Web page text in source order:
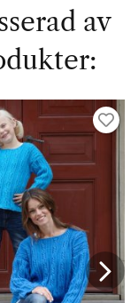
av